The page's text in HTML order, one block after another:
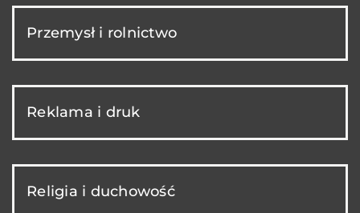
Przemysł i rolnictwo
Reklama i druk
Religia i duchowość